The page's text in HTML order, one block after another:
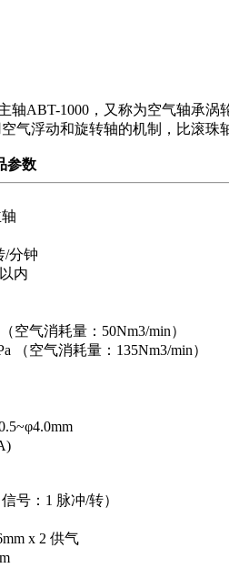
ABT-1000，又称为空气轴承涡
气浮动和旋转轴的机制，比滚珠
参数
/分钟
内
空气消耗量：50Nm3/min）
（空气消耗量：135Nm3/min）
号：1 脉冲/转）
x 2 供气